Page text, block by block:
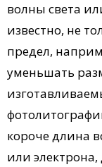
волны света
известно, не
предел,
уменьшать
короче длина
или